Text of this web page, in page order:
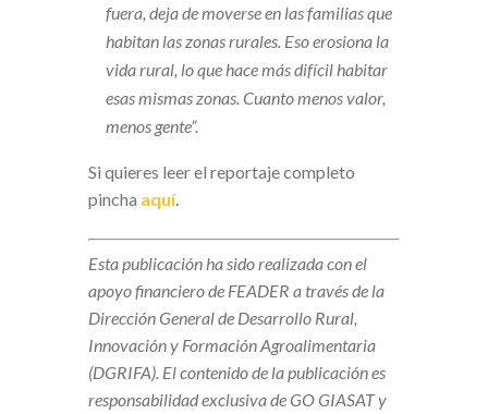
fuera, deja de moverse en las familias que
habitan las zonas rurales. Eso erosiona la
vida rural, lo que hace más difícil habitar
esas mismas zonas. Cuanto menos valor,
menos gente”.
Si quieres leer el reportaje completo
pincha aquí.
Esta publicación ha sido realizada con el
apoyo financiero de FEADER a través de la
Dirección General de Desarrollo Rural,
Innovación y Formación Agroalimentaria
(DGRIFA). El contenido de la publicación es
responsabilidad exclusiva de GO GIASAT y